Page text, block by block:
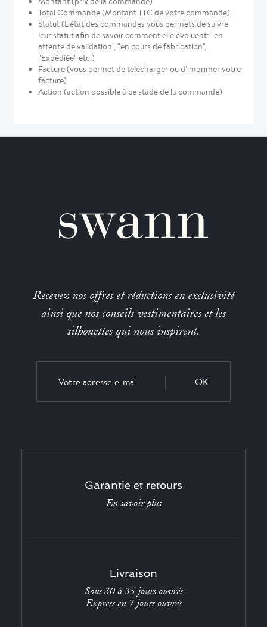
Total Commande (Montant TTC de votre commande)
Statut (L'état des commandes vous permets de suivre
leur statut afin de savoir comment elle évoluent: "en
attente de validation", "en cours de fabrication",
"Expédiée" etc.)
Facture (vous permet de télécharger ou d'imprimer votre
facture)
Action (action possible à ce stade de la commande)
Recevez nos offres et réductions en exclusivité
ainsi que nos conseils vestimentaires et les
silhouettes qui nous inspirent.
OK
Garantie et retours
En savoir plus
Livraison
Sous 30 à 35 jours ouvrés
Express en 7 jours ouvrés